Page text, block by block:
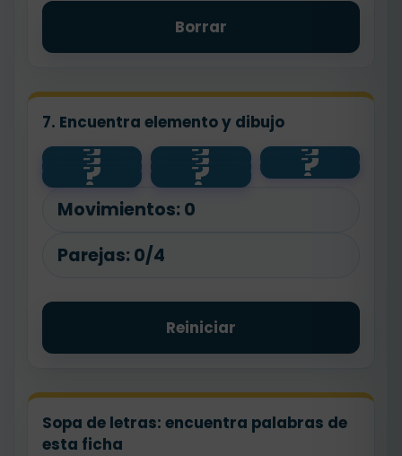
Borrar
7. Encuentra elemento y dibujo
?
💧 ?
🐾 ?
planta
?
animal ?
salud ?
🌱
?
🧼 ?
agua
Movimientos: 0
Parejas: 0/4
Reiniciar
Sopa de letras: encuentra palabras de
esta ficha